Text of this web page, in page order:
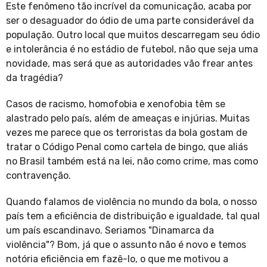
Este fenômeno tão incrível da comunicação, acaba por
ser o desaguador do ódio de uma parte considerável da
população. Outro local que muitos descarregam seu ódio
e intolerância é no estádio de futebol, não que seja uma
novidade, mas será que as autoridades vão frear antes
da tragédia?
Casos de racismo, homofobia e xenofobia têm se
alastrado pelo país, além de ameaças e injúrias. Muitas
vezes me parece que os terroristas da bola gostam de
tratar o Código Penal como cartela de bingo, que aliás
no Brasil também está na lei, não como crime, mas como
contravenção.
Quando falamos de violência no mundo da bola, o nosso
país tem a eficiência de distribuição e igualdade, tal qual
um país escandinavo. Seriamos "Dinamarca da
violência"? Bom, já que o assunto não é novo e temos
notória eficiência em fazê-lo, o que me motivou a